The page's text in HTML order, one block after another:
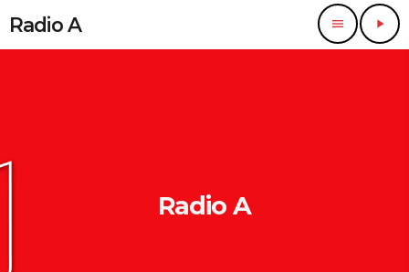
Radio A menu play_arrow
Radio A